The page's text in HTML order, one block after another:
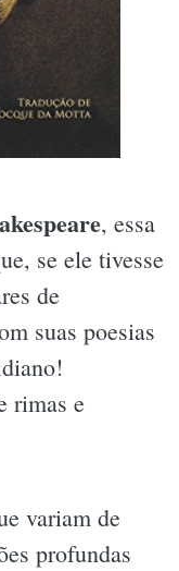
, essa
se ele tivesse
de
suas poesias
rimas e
variam de
profundas